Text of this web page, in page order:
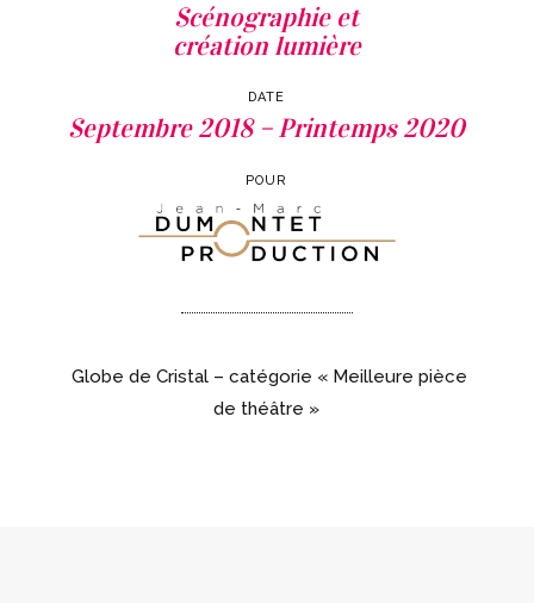
Scénographie et
création lumière
DATE
Septembre 2018 – Printemps 2020
POUR
Globe de Cristal – catégorie « Meilleure pièce
de théâtre »